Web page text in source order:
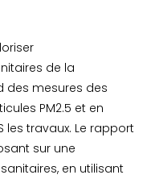
de la
des mesures des
PM2.5 et en
les travaux. Le rapport
sur une
en utilisant